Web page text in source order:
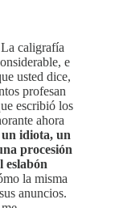
caligrafía
e
usted dice,
profesan
escribió los
ahora
un idiota, un
procesión
eslabón
la misma
anuncios.